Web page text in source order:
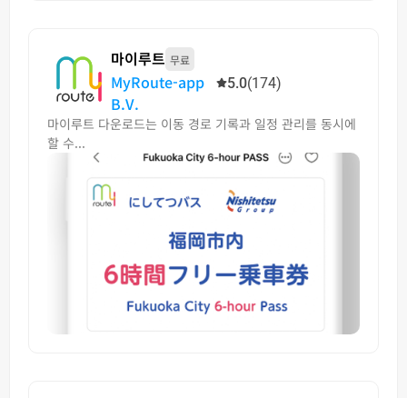
마이루트 무료
MyRoute-app
B.V.
5.0(174)
마이루트 다운로드는 이동 경로 기록과 일정 관리를 동시에
할 수...